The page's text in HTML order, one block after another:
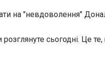
на "невдоволення"
сьогодні. Це